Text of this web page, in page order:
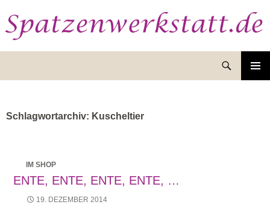
Schlagwortarchiv: Kuscheltier
IM SHOP
ENTE, ENTE, ENTE, ENTE, …
19. DEZEMBER 2014